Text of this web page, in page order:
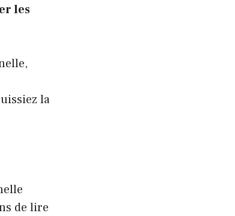
les
la
de lire